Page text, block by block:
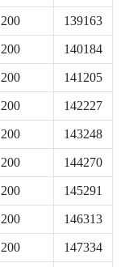
200 139163
200 140184
200 141205
200 142227
200 143248
200 144270
200 145291
200 146313
200 147334